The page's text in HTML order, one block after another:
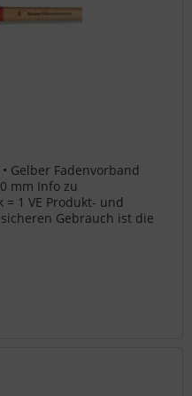
Gelber Fadenvorband
mm Info zu
1 VE Produkt- und
Gebrauch ist die
des...